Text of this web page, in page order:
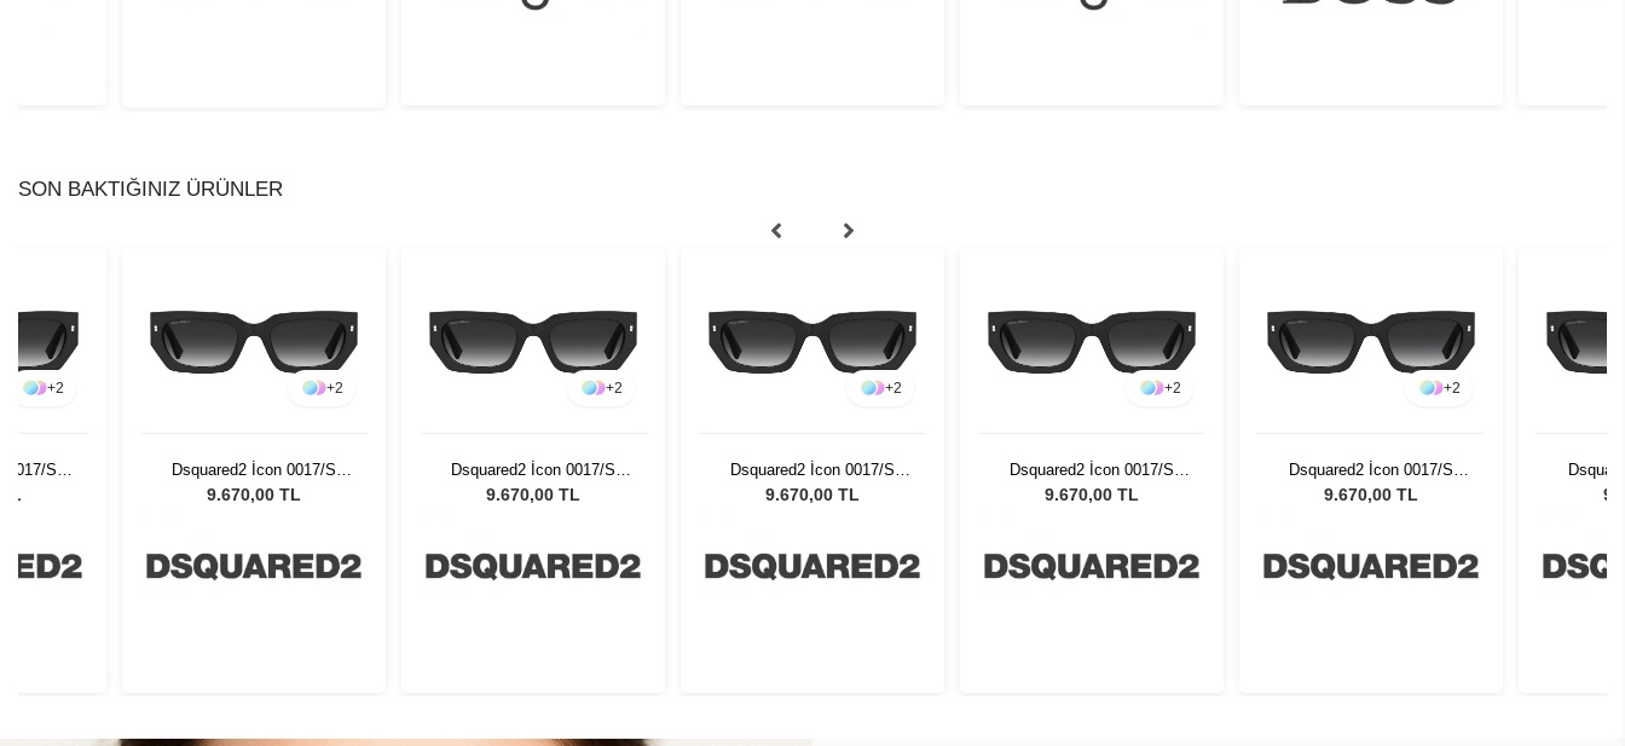
SON BAKTIĞINIZ ÜRÜNLER
+2
0017/S
+2
Dsquared2 İcon 0017/S
8079O - 53 Kadın Güneş
9.670,00 TL
+2
Dsquared2 İcon 0017/S
8079O - 53 Kadın Güneş
9.670,00 TL
+2
Dsquared2 İcon 0017/S
8079O - 53 Kadın Güneş
9.670,00 TL
+2
Dsquared2 İcon 0017/S
8079O - 53 Kadın Güneş
9.670,00 TL
+2
Dsquared2 İcon 0017/S
8079O - 53 Kadın Güneş
9.670,00 TL
8079O